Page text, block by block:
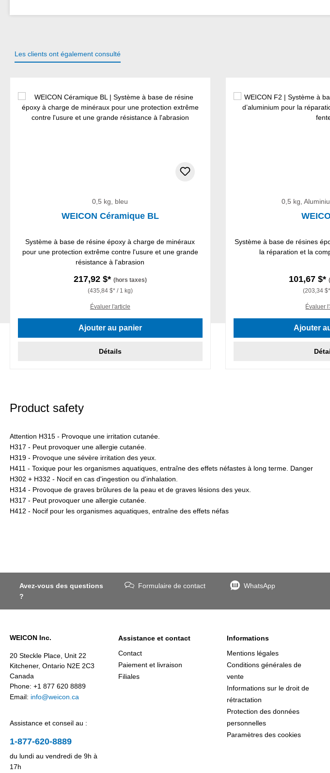
Les clients ont également consulté
0,5 kg, bleu
WEICON Céramique BL
Système à base de résine époxy à charge de minéraux
pour une protection extrême contre l'usure et une grande
résistance à l'abrasion
217,92 $* (hors taxes)
(435,84 $* / 1 kg)
Évaluer l'article
Ajouter au panier
Détails
0,5 kg,
Système à base de résines
la réparation et la
101,67 $*
(203,34
Évaluer
Ajouter
Product safety
Attention H315 - Provoque une irritation cutanée.
H317 - Peut provoquer une allergie cutanée.
H319 - Provoque une sévère irritation des yeux.
H411 - Toxique pour les organismes aquatiques, entraîne des effets néfastes à long terme. Danger
H302 + H332 - Nocif en cas d'ingestion ou d'inhalation.
H314 - Provoque de graves brûlures de la peau et de graves lésions des yeux.
H317 - Peut provoquer une allergie cutanée.
H412 - Nocif pour les organismes aquatiques, entraîne des effets néfas
Avez-vous des questions
?
Formulaire de contact WhatsApp
WEICON Inc.
20 Steckle Place, Unit 22
Kitchener, Ontario N2E 2C3
Canada
Phone: +1 877 620 8889
Email: info@weicon.ca
Assistance et conseil au :
1-877-620-8889
du lundi au vendredi de 9h à
17h
Assistance et contact
Contact
Paiement et livraison
Filiales
Informations
Mentions légales
Conditions générales de
vente
Informations sur le droit de
rétractation
Protection des données
personnelles
Paramètres des cookies